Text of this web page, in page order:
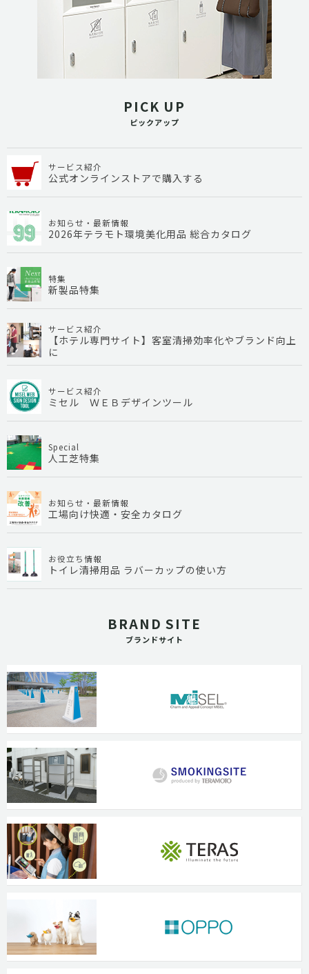
PICK UP
ピックアップ
サービス紹介
公式オンラインストアで購入する
お知らせ・最新情報
2026年テラモト環境美化用品 総合カタログ
特集
新製品特集
サービス紹介
【ホテル専門サイト】客室清掃効率化やブランド向上
に
サービス紹介
ミセル ＷＥＢデザインツール
Special
人工芝特集
お知らせ・最新情報
工場向け快適・安全カタログ
お役立ち情報
トイレ清掃用品 ラバーカップの使い方
BRAND SITE
ブランドサイト